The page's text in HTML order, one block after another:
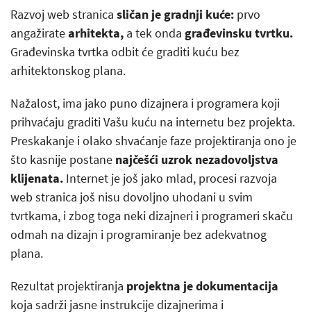
Razvoj web stranica sličan je gradnji kuće: prvo
angažiratearhitekta, a tek onda građevinsku tvrtku.
Građevinska tvrtka odbit će graditi kuću bez
arhitektonskog plana.
Nažalost, ima jako puno dizajnera i programera koji
prihvaćaju graditi Vašu kuću na internetu bez projekta.
Preskakanje i olako shvaćanje faze projektiranja ono je
što kasnije postane najčešći uzrok nezadovoljstva
klijenata. Internet je još jako mlad, procesi razvoja
web stranica još nisu dovoljno uhodani u svim
tvrtkama, i zbog toga neki dizajneri i programeri skaču
odmah na dizajn i programiranje bez adekvatnog
plana.
Rezultat projektiranja projektna je dokumentacija
koja sadrži jasne instrukcije dizajnerima i